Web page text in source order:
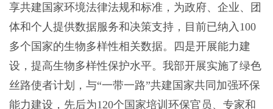
享共建国家环境法律法规和标准，为政府、企业、团
体和个人提供数据服务和决策支持，目前已纳入100
多个国家的生物多样性相关数据。四是开展能力建
设，提高生物多样性保护水平。我部开展实施了绿色
丝路使者计划，与“一带一路”共建国家共同加强环保
能力建设，先后为120个国家培训环保官员、专家和